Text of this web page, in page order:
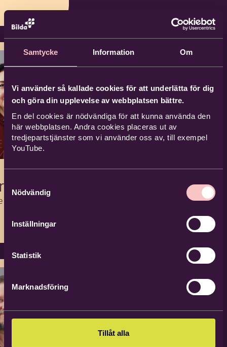
Samtycke Information Om
Vi använder så kallade cookies för att underlätta för dig
och göra din upplevelse av webbplatsen bättre.
En del cookies är nödvändiga för att kunna använda den
här webbplatsen. Andra cookies placeras ut av
tredjepartstjänster som vi använder oss av, till exempel
YouTube.
Samtyckesval
Nödvändig
Inställningar
Statistik
Marknadsföring
Tillåt alla